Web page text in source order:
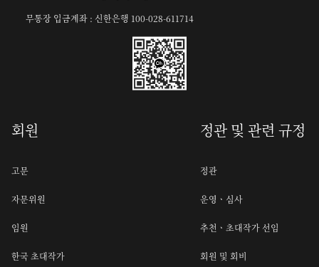
무통장 입금계좌 : 신한은행 100-028-611714
회원
고문
자문위원
임원
한국 초대작가
정관 및 관련 규정
정관
운영ㆍ심사
추천ㆍ초대작가 선임
회원 및 회비